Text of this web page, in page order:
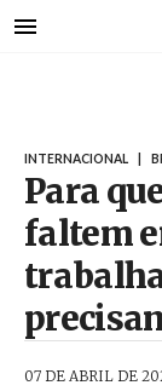
para
INTERNACIONAL
Para
faltem
07 DE ABRIL DE